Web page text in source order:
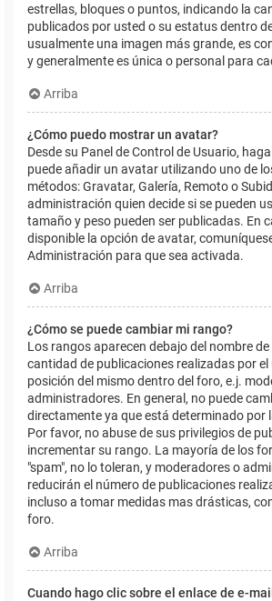
estrellas, bloques o puntos, indicando la
publicados por usted o su estatus dentro
usualmente una imagen más grande, es
y generalmente es única o personal para
Arriba
¿Cómo puedo mostrar un avatar?
Desde su Panel de Control de Usuario, haga
puede añadir un avatar utilizando uno de
métodos: Gravatar, Galería, Remoto o
administración quien decide si se pueden
tamaño y peso pueden ser publicadas. En
disponible la opción de avatar,
Administración para que sea activada.
Arriba
¿Cómo se puede cambiar mi rango?
Los rangos aparecen debajo del nombre
cantidad de publicaciones realizadas por el
posición del mismo dentro del foro, e.j.
administradores. En general, no puede
directamente ya que está determinado por
Por favor, no abuse de sus privilegios de
incrementar su rango. La mayoría de los
"spam", no lo toleran, y moderadores o
reducirán el número de publicaciones
incluso a tomar medidas mas drásticas,
foro.
Arriba
Cuando hago clic sobre el enlace de e-